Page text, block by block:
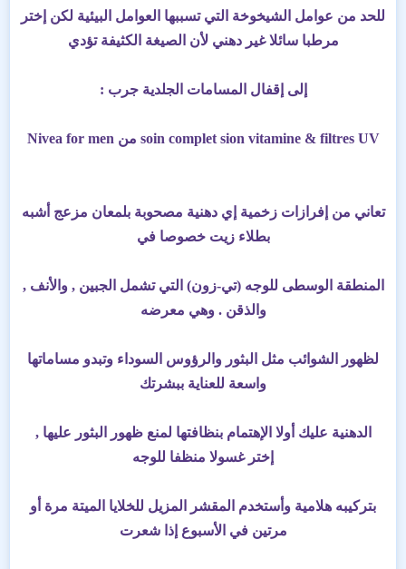
للحد من عوامل الشيخوخة التي تسببها العوامل البيئية لكن إختر
مرطبا سائلا غير دهني لأن الصيغة الكثيفة تؤدي
إلى إقفال المسامات الجلدية جرب :
soin complet sion vitamine & filtres UV من Nivea for men
تعاني من إفرازات زخمية إي دهنية مصحوبة بلمعان مزعج أشبه
بطلاء زيت خصوصا في
المنطقة الوسطى للوجه (تي-زون) التي تشمل الجبين , والأنف ,
والذقن . وهي معرضه
لظهور الشوائب مثل البثور والرؤوس السوداء وتبدو مساماتها
واسعة للعناية ببشرتك
الدهنية عليك أولا الإهتمام بنظافتها لمنع ظهور البثور عليها ,
إختر غسولا منظفا للوجه
بتركيبه هلامية وأستخدم المقشر المزيل للخلايا الميتة مرة أو
مرتين في الأسبوع إذا شعرت